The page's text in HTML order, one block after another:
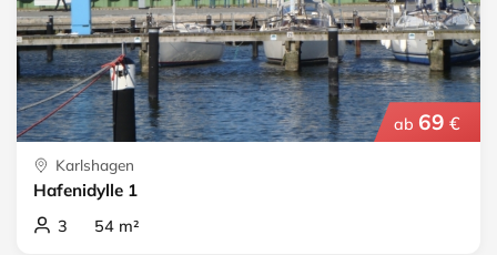
ab 69 €
Karlshagen
Hafenidylle 1
3 54 m²